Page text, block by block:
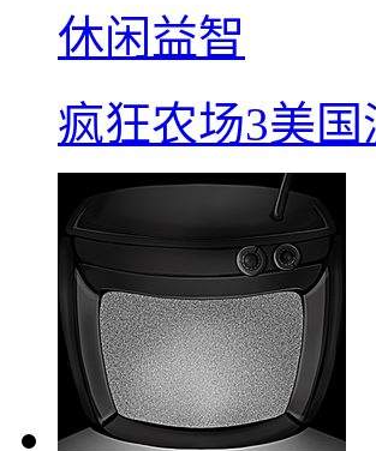
休闲益智
疯狂农场3美国